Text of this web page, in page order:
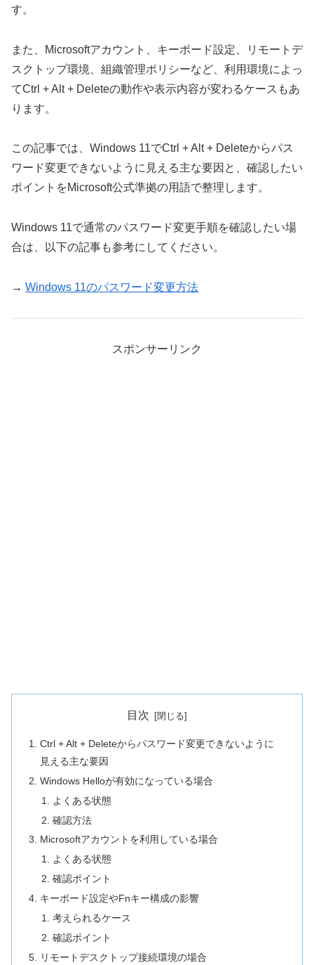
す。
また、Microsoftアカウント、キーボード設定、リモートデ
スクトップ環境、組織管理ポリシーなど、利用環境によっ
てCtrl + Alt + Deleteの動作や表示内容が変わるケースもあ
ります。
この記事では、Windows 11でCtrl + Alt + Deleteからパス
ワード変更できないように見える主な要因と、確認したい
ポイントをMicrosoft公式準拠の用語で整理します。
Windows 11で通常のパスワード変更手順を確認したい場
合は、以下の記事も参考にしてください。
→ Windows 11のパスワード変更方法
スポンサーリンク
目次
Ctrl + Alt + Deleteからパスワード変更できないように
見える主な要因
Windows Helloが有効になっている場合
よくある状態
確認方法
Microsoftアカウントを利用している場合
よくある状態
確認ポイント
キーボード設定やFnキー構成の影響
考えられるケース
確認ポイント
リモートデスクトップ接続環境の場合